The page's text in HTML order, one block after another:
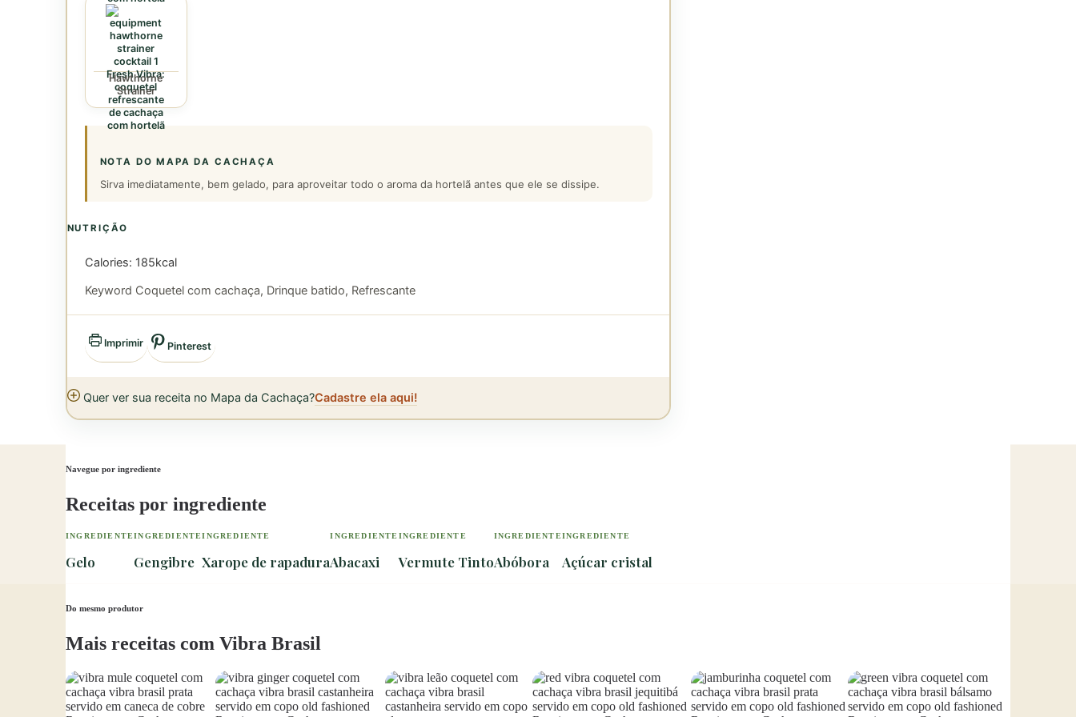
Hawthorne
Strainer
NOTA DO MAPA DA CACHAÇA
Sirva imediatamente, bem gelado, para aproveitar todo o aroma da hortelã antes que ele se dissipe.
NUTRIÇÃO
Calories: 185kcal
Keyword Coquetel com cachaça, Drinque batido, Refrescante
Imprimir Pinterest
Quer ver sua receita no Mapa da Cachaça?Cadastre ela aqui!
Navegue por ingrediente
Receitas por ingrediente
INGREDIENTE
Gelo
INGREDIENTE
Gengibre
INGREDIENTE
Xarope de rapadura
INGREDIENTE
Abacaxi
INGREDIENTE
Vermute Tinto
INGREDIENTE
Abóbora
INGREDIENTE
Açúcar cristal
Do mesmo produtor
Mais receitas com Vibra Brasil